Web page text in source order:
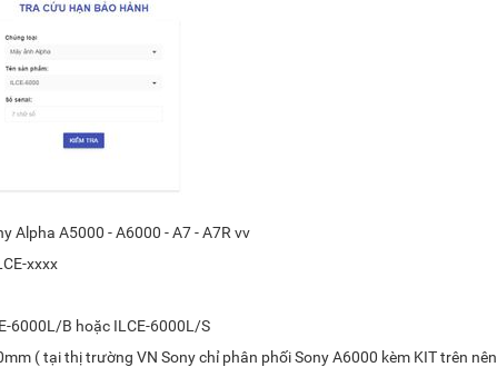
Alpha A5000 - A6000 - A7 - A7R vv
xxxx
6000L/B hoặc ILCE-6000L/S
( tại thị trường VN Sony chỉ phân phối Sony A6000 kèm KIT trên nên